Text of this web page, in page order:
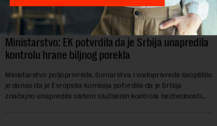
Ministarstvo: EK potvrdila da je Srbija unapredila
kontrolu hrane biljnog porekla
Ministarstvo poljoprivrede, šumarstva i vodoprivrede saopštilo
je danas da je Evropska komisija potvrdila da je Srbija
značajno unapredila sistem službenih kontrola bezbednosti